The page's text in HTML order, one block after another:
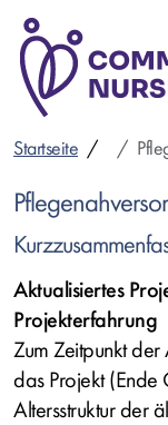
Direkt
zum
Inhalt
Startseite
Aktualisiertes
Projekterfahrung
Zum Zeitpunkt der
das Projekt
Altersstruktur der